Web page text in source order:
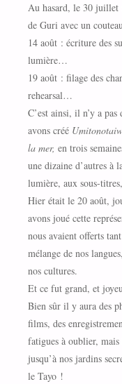
Au hasard, le 30 juillet
de Guri avec un
14 août : écriture des
lumière…
19 août : filage des
rehearsal…
C’est ainsi, il n’y a
avons créé
la mer, en trois
une dizaine d’autres à
lumière, aux sous-
Hier était le 20 août,
avons joué cette
nous avaient offerts
mélange de nos
nos cultures.
Et ce fut grand, et
Bien sûr il y aura des
films, des
fatigues à oublier,
jusqu’à nos jardins
le Tayo !